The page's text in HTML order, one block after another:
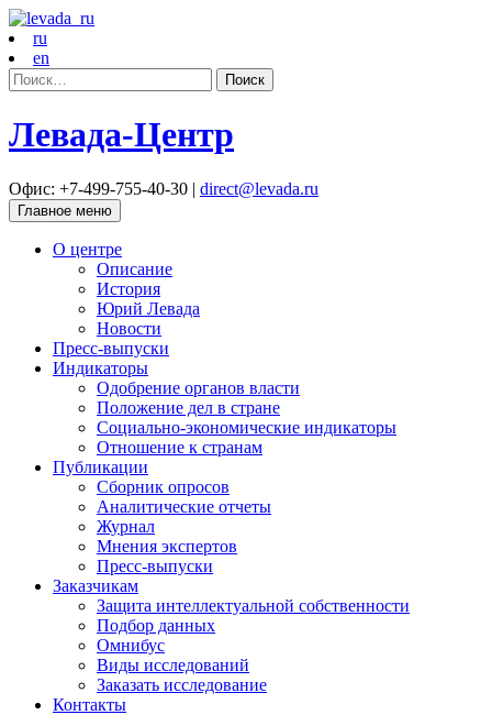
ru
en
Найти:
Левада-Центр
Офис: +7-499-755-40-30 | direct@levada.ru
Главное меню
О центре
Описание
История
Юрий Левада
Новости
Пресс-выпуски
Индикаторы
Одобрение органов власти
Положение дел в стране
Социально-экономические индикаторы
Отношение к странам
Публикации
Сборник опросов
Аналитические отчеты
Журнал
Мнения экспертов
Пресс-выпуски
Заказчикам
Защита интеллектуальной собственности
Подбор данных
Омнибус
Виды исследований
Заказать исследование
Контакты